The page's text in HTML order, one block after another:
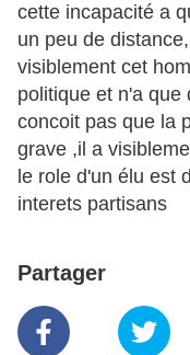
cette incapacité a
un peu de distance,
visiblement cet
politique et n'a que
concoit pas que la
grave ,il a
le role d'un élu est
interets partisans
Partager